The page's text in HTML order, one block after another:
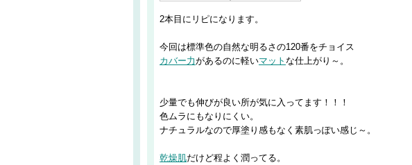
2本目にリピになります。
今回は標準色の自然な明るさの120番をチョイス
カバー力があるのに軽いマット な仕上がり～。
少量でも伸びが良い所が気に入ってます！！！
色ムラにもなりにくい。
ナチュラルなので厚塗り感もなく素肌っぽい感じ～。
乾燥肌だけど程よく潤ってる。